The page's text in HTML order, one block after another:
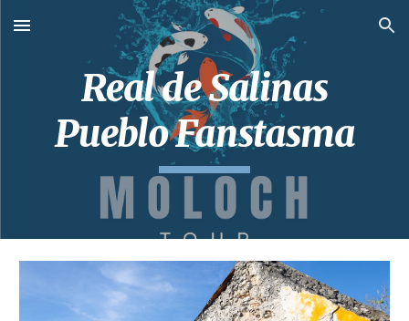
Skip to main content Skip to navigation
Real de Salinas
Pueblo Fanstasma